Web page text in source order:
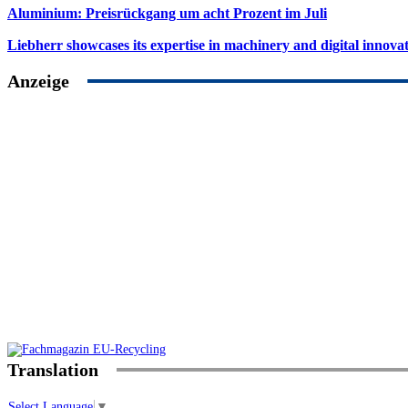
Aluminium: Preisrückgang um acht Prozent im Juli
Liebherr showcases its expertise in machinery and digital
Anzeige
Translation